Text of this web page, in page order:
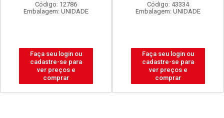
Código: 12786
Embalagem: UNIDADE
Faça seu login ou
cadastre-se para
ver preços e
comprar
Código: 43334
Embalagem: UNIDADE
Faça seu login ou
cadastre-se para
ver preços e
comprar